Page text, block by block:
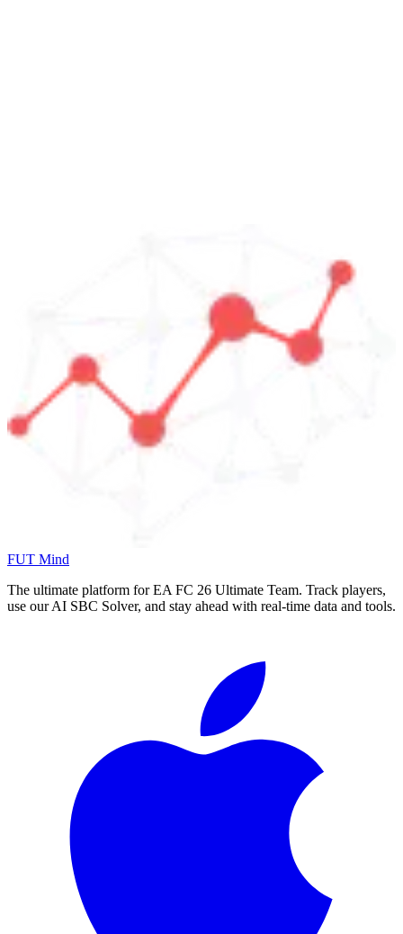
FUT Mind
The ultimate platform for EA FC 26 Ultimate Team. Track players,
use our AI SBC Solver, and stay ahead with real-time data and tools.